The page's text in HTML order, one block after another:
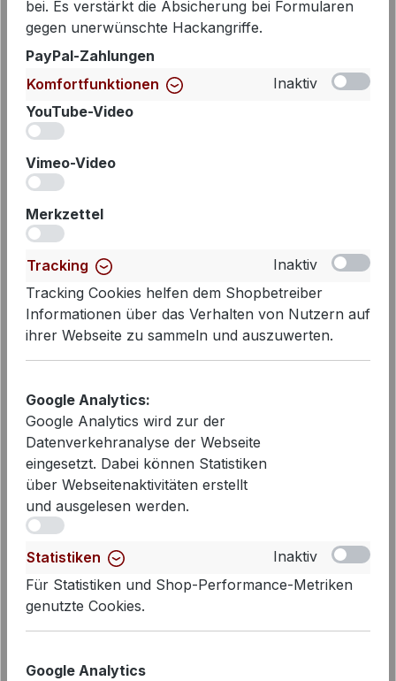
Weiss - Kalk | Gestreiftes Damen
Polo
Verkaufspreis:
49,99 € Regulärer Preis:
85,00 €
vorher 85,00 €
- 41%
bei. Es verstärkt die Absicherung bei Formularen
gegen unerwünschte Hackangriffe.
PayPal-Zahlungen
Komfortfunktionen
Inaktiv
YouTube-Video
Vimeo-Video
Merkzettel
Tracking
Inaktiv
Tracking Cookies helfen dem Shopbetreiber
Informationen über das Verhalten von Nutzern auf
ihrer Webseite zu sammeln und auszuwerten.
Google Analytics:
Google Analytics wird zur der
Datenverkehranalyse der Webseite
eingesetzt. Dabei können Statistiken
über Webseitenaktivitäten erstellt
und ausgelesen werden.
Statistiken
Inaktiv
Für Statistiken und Shop-Performance-Metriken
genutzte Cookies.
Google Analytics